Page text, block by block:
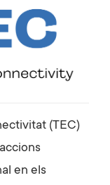
(TEC)
en els